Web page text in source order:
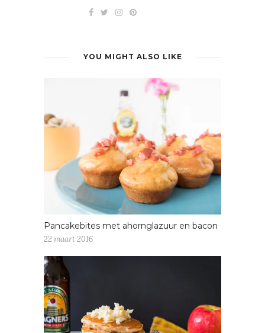
YOU MIGHT ALSO LIKE
Pancakebites met ahornglazuur en bacon
22 maart 2016